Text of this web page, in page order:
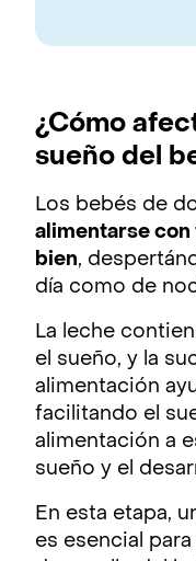
¿Cómo
sueño del
Los bebés de
alimentarse
bien,
día como de
La leche
el sueño, y la
alimentación
facilitando el
alimentación a
sueño y el
En esta etapa,
es esencial